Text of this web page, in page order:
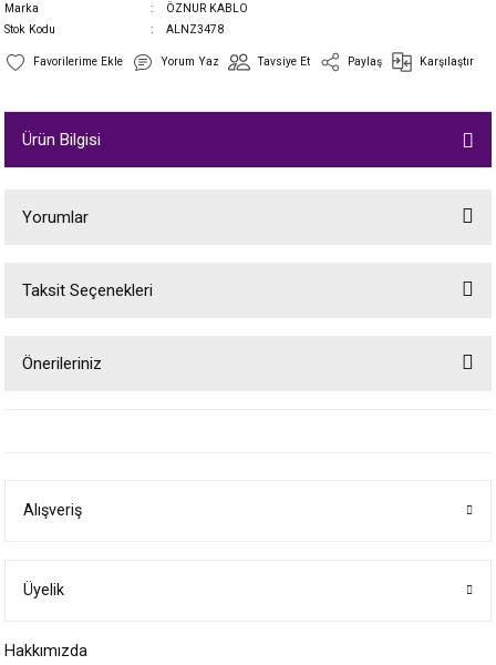
Marka
ÖZNUR KABLO
Stok Kodu
ALNZ3478
Yorum Yaz Tavsiye Et Paylaş Karşılaştır
Ürün Bilgisi
Yorumlar
Taksit Seçenekleri
Önerileriniz
Ürün bilgilerinde hatalar bulunuyor.
Bu ürüne benzer farklı alternatifler olmalı.
Alışveriş
Üyelik
Hakkımızda